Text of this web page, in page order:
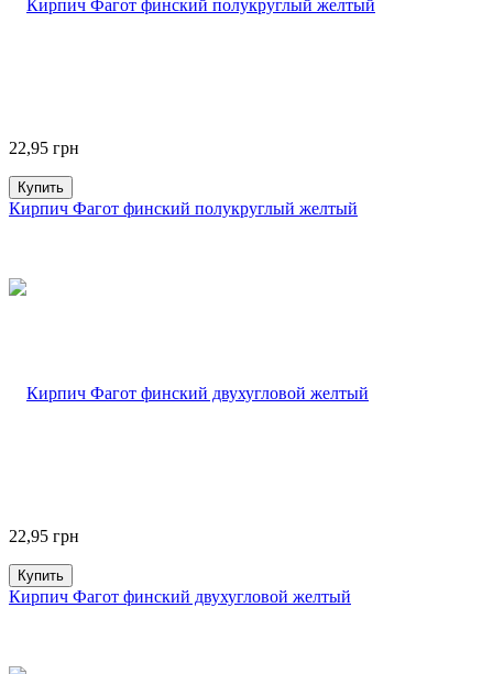
22,95 грн
Купить
Кирпич Фагот финский полукруглый желтый
22,95 грн
Купить
Кирпич Фагот финский двухугловой желтый